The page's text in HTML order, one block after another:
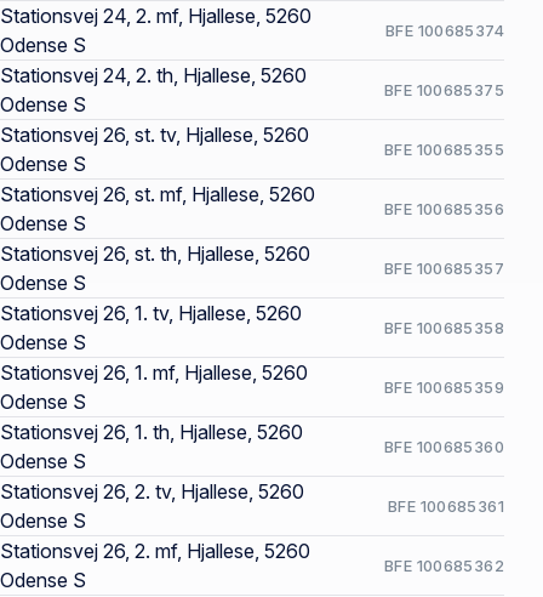
Stationsvej 24, 2. mf, Hjallese, 5260
Odense S
BFE 100685374
Stationsvej 24, 2. th, Hjallese, 5260
Odense S
BFE 100685375
Stationsvej 26, st. tv, Hjallese, 5260
Odense S
BFE 100685355
Stationsvej 26, st. mf, Hjallese, 5260
Odense S
BFE 100685356
Stationsvej 26, st. th, Hjallese, 5260
Odense S
BFE 100685357
Stationsvej 26, 1. tv, Hjallese, 5260
Odense S
BFE 100685358
Stationsvej 26, 1. mf, Hjallese, 5260
Odense S
BFE 100685359
Stationsvej 26, 1. th, Hjallese, 5260
Odense S
BFE 100685360
Stationsvej 26, 2. tv, Hjallese, 5260
Odense S
BFE 100685361
Stationsvej 26, 2. mf, Hjallese, 5260
Odense S
BFE 100685362